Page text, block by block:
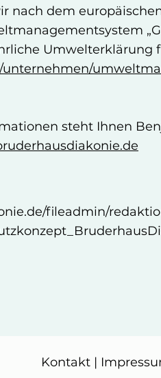
nach dem
Umwelterklärung
steht Ihnen
fileadmin/
Kontakt |